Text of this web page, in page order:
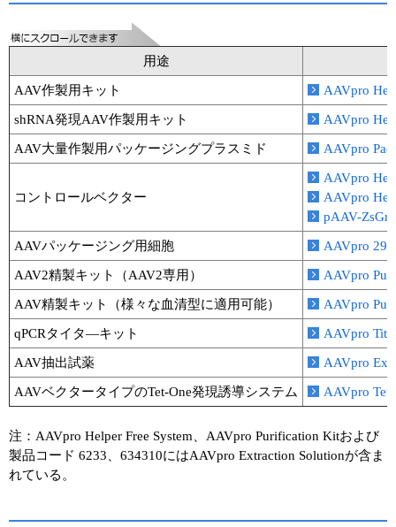
用途
AAV作製用キット AAVpro
shRNA発現AAV作製用キット AAVpro
AAV大量作製用パッケージングプラスミド AAVpro
コントロールベクター
AAVpro
AAVpro
pAAV-
AAVパッケージング用細胞 AAVpro
AAV2精製キット（AAV2専用） AAVpro
AAV精製キット（様々な血清型に適用可能） AAVpro
qPCRタイタ―キット AAVpro
AAV抽出試薬 AAVpro
AAVベクタータイプのTet-One発現誘導システム AAVpro
注：AAVpro Helper Free System、AAVpro Purification Kitおよび
製品コード 6233、634310にはAAVpro Extraction Solutionが含ま
れている。